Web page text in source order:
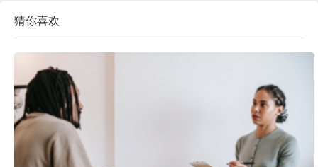
猜你喜欢